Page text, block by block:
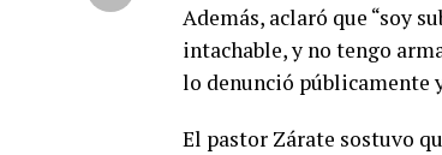
Además, aclaró que “soy
intachable, y no tengo
lo denunció públicamente
El pastor Zárate sostuvo